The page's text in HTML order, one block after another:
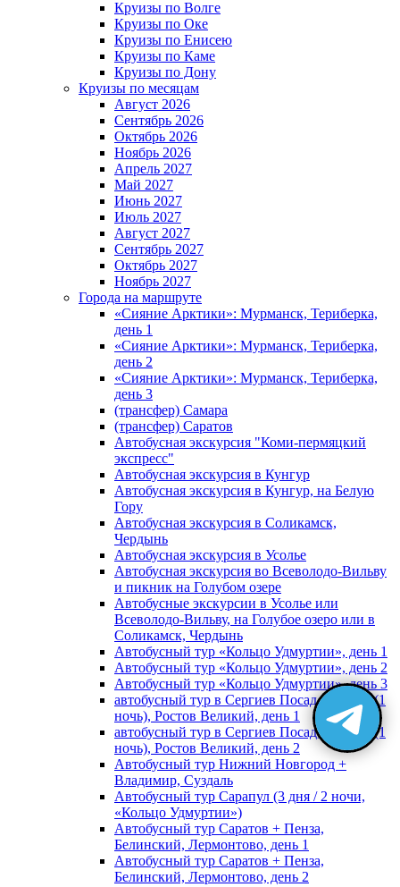
Круизы по Волге
Круизы по Оке
Круизы по Енисею
Круизы по Каме
Круизы по Дону
Круизы по месяцам
Август 2026
Сентябрь 2026
Октябрь 2026
Ноябрь 2026
Апрель 2027
Май 2027
Июнь 2027
Июль 2027
Август 2027
Сентябрь 2027
Октябрь 2027
Ноябрь 2027
Города на маршруте
«Сияние Арктики»: Мурманск, Териберка,
день 1
«Сияние Арктики»: Мурманск, Териберка,
день 2
«Сияние Арктики»: Мурманск, Териберка,
день 3
(трансфер) Самара
(трансфер) Саратов
Автобусная экскурсия "Коми-пермяцкий
экспресс"
Автобусная экскурсия в Кунгур
Автобусная экскурсия в Кунгур, на Белую
Гору
Автобусная экскурсия в Соликамск,
Чердынь
Автобусная экскурсия в Усолье
Автобусная экскурсия во Всеволодо-Вильву
и пикник на Голубом озере
Автобусные экскурсии в Усолье или
Всеволодо-Вильву, на Голубое озеро или в
Соликамск, Чердынь
Автобусный тур «Кольцо Удмуртии», день 1
Автобусный тур «Кольцо Удмуртии», день 2
Автобусный тур «Кольцо Удмуртии», день 3
автобусный тур в Сергиев Посад, Москву (1
ночь), Ростов Великий, день 1
автобусный тур в Сергиев Посад, Москву (1
ночь), Ростов Великий, день 2
Автобусный тур Нижний Новгород +
Владимир, Суздаль
Автобусный тур Сарапул (3 дня / 2 ночи,
«Кольцо Удмуртии»)
Автобусный тур Саратов + Пенза,
Белинский, Лермонтово, день 1
Автобусный тур Саратов + Пенза,
Белинский, Лермонтово, день 2